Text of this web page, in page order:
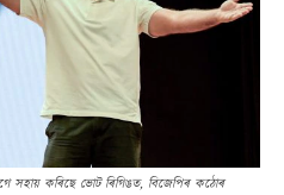
সহায় কৰিছে ভোট ৰিগিঙত, বিজেপিৰ কঠোৰ